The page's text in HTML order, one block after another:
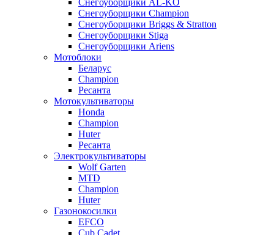
Снегоуборщики AL-KO
Снегоуборщики Champion
Снегоуборщики Briggs & Stratton
Снегоуборщики Stiga
Снегоуборщики Ariens
Мотоблоки
Беларус
Champion
Ресанта
Мотокультиваторы
Honda
Champion
Huter
Ресанта
Электрокультиваторы
Wolf Garten
MTD
Champion
Huter
Газонокосилки
EFCO
Cub Cadet